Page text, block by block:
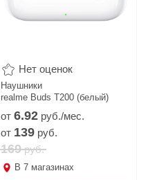
Нет оценок
Наушники
realme Buds T200 (белый)
от 6.92 руб./мес.
от 139 руб.
169руб.
В 7 магазинах